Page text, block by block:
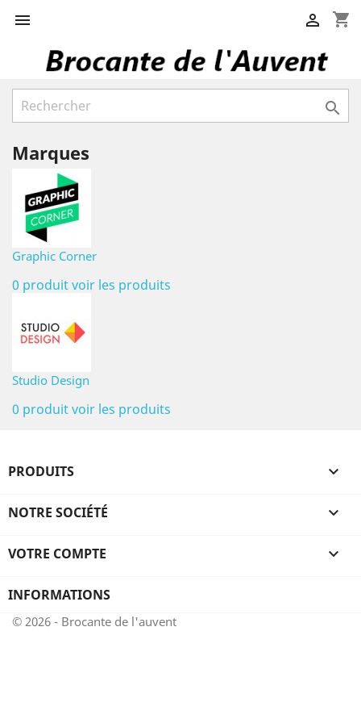
 shopping_cart


Marques
Graphic Corner
0 produitvoir les produits
Studio Design
0 produitvoir les produits
PRODUITS 
NOTRE SOCIÉTÉ 
VOTRE COMPTE 
INFORMATIONS
© 2026 - Brocante de l'auvent